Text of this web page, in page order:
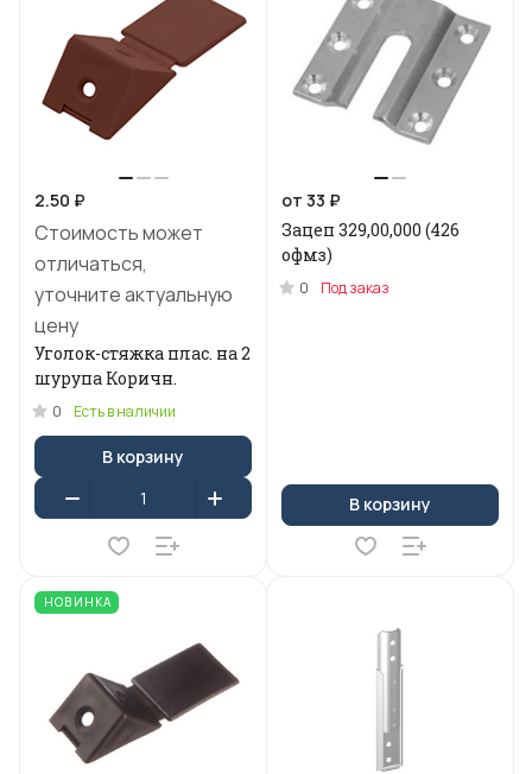
2.50 ₽
Стоимость может
отличаться,
уточните актуальную
цену
Уголок-стяжка плас. на 2
шурупа Коричн.
0 Есть в наличии
В корзину
от 33 ₽
Зацеп 329,00,000 (426
офмз)
0 Под заказ
В корзину
НОВИНКА